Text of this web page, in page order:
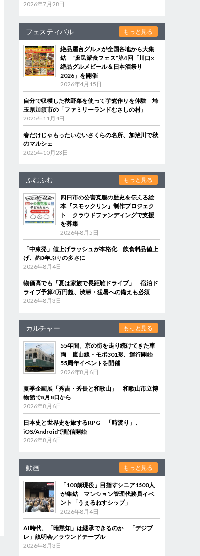
2026年7月28日
フェスティバル もっと見る
絶品屋台グルメが全国各地から大集
結 “庶民派食フェス”第4回「川口×
絶品グルメビール＆日本酒祭り
2026」を開催
2026年4月15日
自分で収穫した秋野菜を使って芋煮作りを体験 埼
玉県加須市の「ファミリーランドむさしの村」
2025年11月4日
春だけじゃもったいないさくらの名所、加治川で秋
のマルシェ
2025年10月23日
ふむふむ もっと見る
四日市の公害克服の歴史を伝える絵
本『スモックリン』制作プロジェク
ト クラウドファンディングで支援
を募集
2026年8月5日
「中東発」値上げラッシュが本格化 飲食料品値上
げ、約3年ぶりの多さに
2026年8月4日
物価高でも「夏は家族で長距離ドライブ」 宿泊ド
ライブ予算4万円超、渋滞・猛暑への備えも必須
2026年8月3日
カルチャー もっと見る
55年間、京の街を走り続けてきた車
両 嵐山線・モボ301形、運行開始
55周年イベントを開催
2026年8月6日
夏季企画展「秀吉・秀長と和歌山」 和歌山市立博
物館で8月8日から
2026年8月6日
日本史と世界史を旅するRPG 「時渡り」、
iOS/Androidで配信開始
2026年8月6日
動画 もっと見る
「100歳現役」目指すシニア1500人
が集結 マンション管理代務員イベ
ント「うぇるねすシップ」
2026年8月4日
AI時代、「暗黙知」は継承できるのか 「デジブ
レ」説明会／ラウンドテーブル
2026年8月3日